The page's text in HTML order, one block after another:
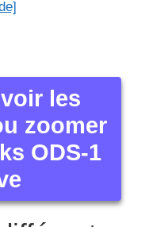
les
zoomer
ODS-1